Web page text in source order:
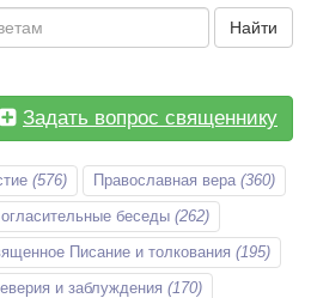
Найти
Задать вопрос священнику
(576) Православная вера (360)
беседы (262)
Писание и толкования (195)
и заблуждения (170)